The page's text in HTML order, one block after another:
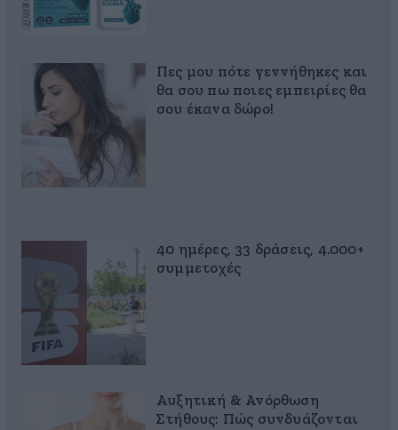
Πες μου πότε γεννήθηκες και
θα σου πω ποιες εμπειρίες θα
σου έκανα δώρο!
40 ημέρες, 33 δράσεις, 4.000+
συμμετοχές
Αυξητική & Ανόρθωση
Στήθους: Πώς συνδυάζονται